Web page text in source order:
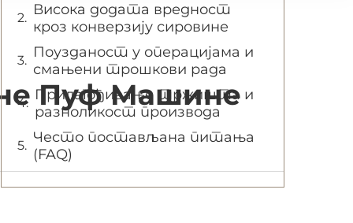
Пуф Машине
Висока додата вредност
кроз конверзију сировине
Поузданост у операцијама и
смањени трошкови рада
Прилагођивање тржишта и
разноликост производа
Често постављана питања
(FAQ)